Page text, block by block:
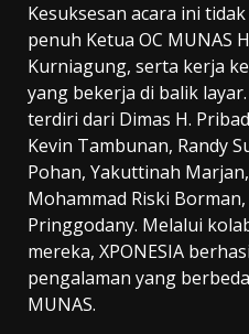
Kesuksesan acara ini
penuh Ketua OC MUNAS
Kurniagung, serta kerja
yang bekerja di balik
terdiri dari Dimas H.
Kevin Tambunan, Randy
Pohan, Yakuttinah
Mohammad Riski
Pringgodany. Melalui
mereka, XPONESIA
pengalaman yang
MUNAS.